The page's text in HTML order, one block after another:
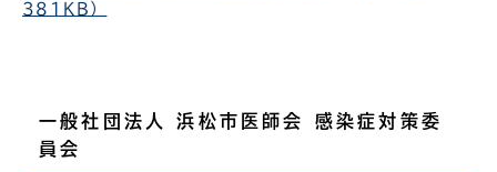
381KB）
一般社団法人 浜松市医師会 感染症対策委
員会